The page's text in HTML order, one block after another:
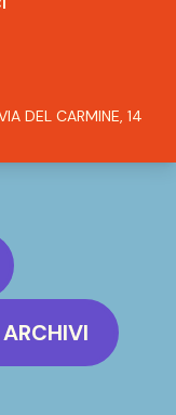
DEL CARMINE, 14